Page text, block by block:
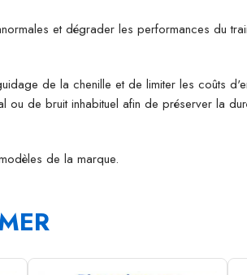
et dégrader les performances du
de la chenille et de limiter les coûts
de bruit inhabituel afin de préserver la
de la marque.